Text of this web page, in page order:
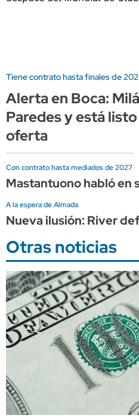
Tiene contrato hasta finales de
Alerta en Boca:
Paredes y está
oferta
Con contrato hasta mediados de 2027
Mastantuono habló en
A la espera de Almada
Nueva ilusión: River
Otras noticias